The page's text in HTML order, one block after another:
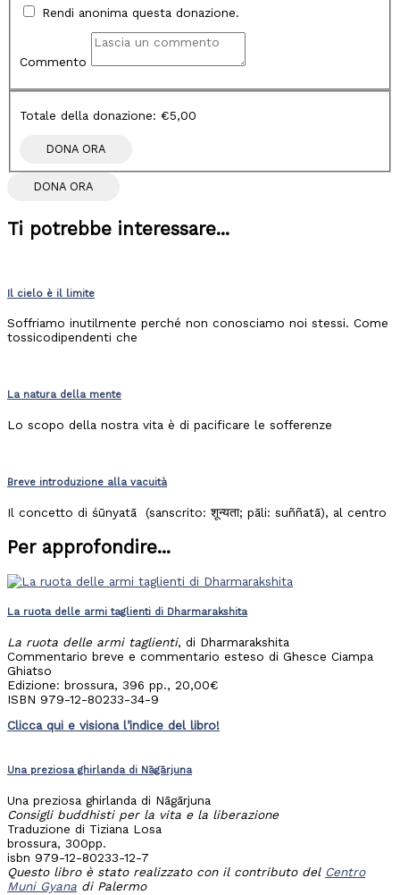
Rendi anonima questa donazione.
Commento
Totale della donazione:€5,00
DONA ORA
Ti potrebbe interessare...
Il cielo è il limite
Soffriamo inutilmente perché non conosciamo noi stessi. Come
tossicodipendenti che
La natura della mente
Lo scopo della nostra vita è di pacificare le sofferenze
Breve introduzione alla vacuità
Il concetto di śūnyatā (sanscrito: शून्यता; pāli: suññatā), al centro
Per approfondire...
La ruota delle armi taglienti di Dharmarakshita
La ruota delle armi taglienti, di Dharmarakshita
Commentario breve e commentario esteso di Ghesce Ciampa
Ghiatso
Edizione: brossura, 396 pp., 20,00€
ISBN 979-12-80233-34-9
Clicca qui e visiona l’indice del libro!
Una preziosa ghirlanda di Nāgārjuna
Una preziosa ghirlanda di Nāgārjuna
Consigli buddhisti per la vita e la liberazione
Traduzione di Tiziana Losa
brossura, 300pp.
isbn 979-12-80233-12-7
Questo libro è stato realizzato con il contributo del Centro
Muni Gyana di Palermo